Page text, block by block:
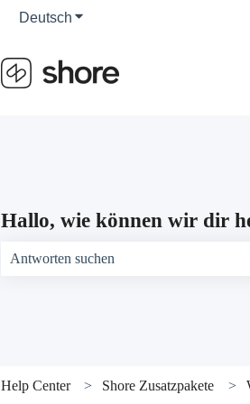
Deutsch Untermenü für
Hallo, wie können wir dir
Help Center Shore Zusatzpakete